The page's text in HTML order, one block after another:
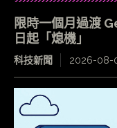
限時一個月過渡
日起「熄機」
科技新聞 2026-08-